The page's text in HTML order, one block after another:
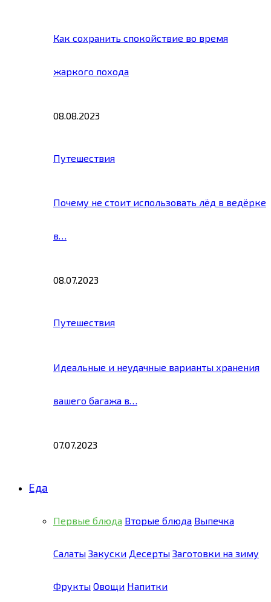
Как сохранить спокойствие во время
жаркого похода
08.08.2023
Путешествия
Почему не стоит использовать лёд в ведёрке
в…
08.07.2023
Путешествия
Идеальные и неудачные варианты хранения
вашего багажа в…
07.07.2023
Еда
Первые блюда Вторые блюда Выпечка
Салаты Закуски Десерты Заготовки на зиму
Фрукты Овощи Напитки